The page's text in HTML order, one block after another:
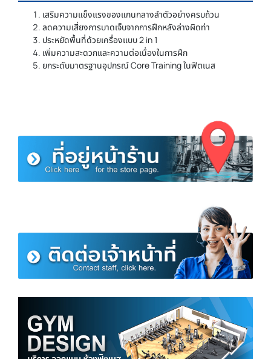
เสริมความแข็งแรงของแกนกลางลำตัวอย่างครบถ้วน
ลดความเสี่ยงการบาดเจ็บจากการฝึกหลังล่างผิดท่า
ประหยัดพื้นที่ด้วยเครื่องแบบ 2 in 1
เพิ่มความสะดวกและความต่อเนื่องในการฝึก
ยกระดับมาตรฐานอุปกรณ์ Core Training ในฟิตเนส